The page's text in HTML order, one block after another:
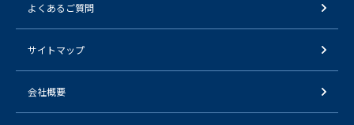
よくあるご質問
サイトマップ
会社概要